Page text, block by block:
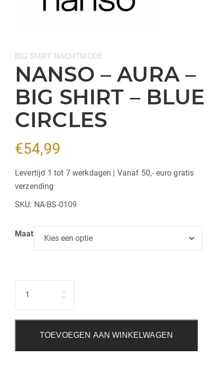
Categorieën:
BIG SHIRT NACHTMODE
NANSO – AURA –
BIG SHIRT – BLUE
CIRCLES
€54,99
Levertijd 1 tot 7 werkdagen | Vanaf 50,- euro gratis
verzending
SKU: NA-BS-0109
Maat
TOEVOEGEN AAN WINKELWAGEN